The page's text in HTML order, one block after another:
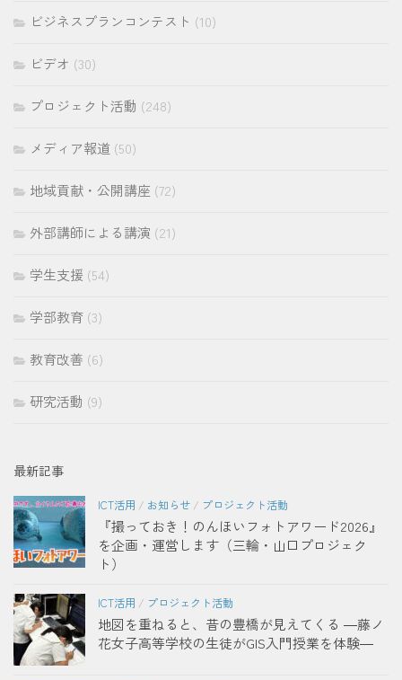
ビジネスプランコンテスト (10)
ビデオ (30)
プロジェクト活動 (248)
メディア報道 (50)
地域貢献・公開講座 (72)
外部講師による講演 (21)
学生支援 (54)
学部教育 (3)
教育改善 (6)
研究活動 (9)
最新記事
ICT活用 / お知らせ / プロジェクト活動
『撮っておき！のんほいフォトアワード2026』
を企画・運営します（三輪・山口プロジェク
ト）
ICT活用 / プロジェクト活動
地図を重ねると、昔の豊橋が見えてくる ―藤ノ
花女子高等学校の生徒がGIS入門授業を体験―